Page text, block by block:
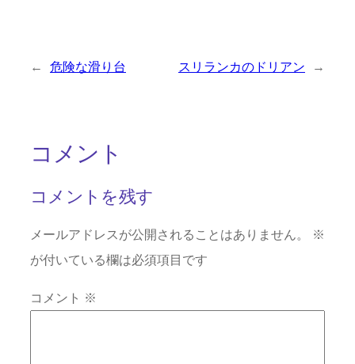
← 危険な滑り台 スリランカのドリアン →
コメント
コメントを残す
メールアドレスが公開されることはありません。
※
が付いている欄は必須項目です
コメント ※